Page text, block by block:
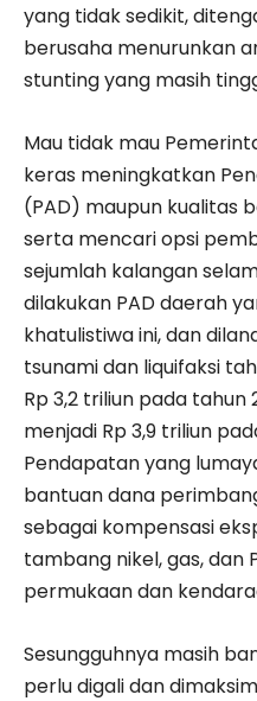
yang tidak sedikit,
berusaha menurunkan
stunting yang masih
Mau tidak mau
keras meningkatkan
(PAD) maupun kualitas
serta mencari opsi
sejumlah kalangan
dilakukan PAD daerah
khatulistiwa ini, dan
tsunami dan liquifaksi
Rp 3,2 triliun pada tahun
menjadi Rp 3,9 triliun
Pendapatan yang
bantuan dana
sebagai kompensasi
tambang nikel, gas, dan
permukaan dan
Sesungguhnya masih
perlu digali dan